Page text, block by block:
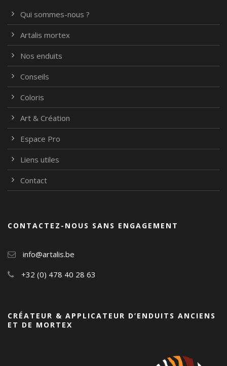
Qui sommes-nous ?
Artalis mortex
Nos enduits
Conseils
Coloris
Art & Création
Espace Pro
Liens utiles
Contact
CONTACTEZ-NOUS SANS ENGAGEMENT
info@artalis.be
+32 (0) 478 40 28 63
CRÉATEUR & APPLICATEUR D’ENDUITS ANCIENS
ET DE MORTEX